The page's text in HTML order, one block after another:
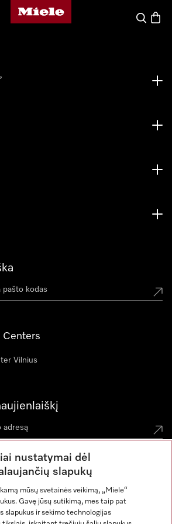
"Miele" pradžios tinklalapis
Paieška
Centers
Vilnius
nustatymai dėl
slapukų
mūsų svetainės veikimą, „Miele“
Gavę jūsų sutikimą, mes taip pat
slapukus ir sekimo technologijas